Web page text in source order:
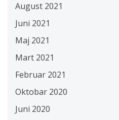
August 2021
Juni 2021
Maj 2021
Mart 2021
Februar 2021
Oktobar 2020
Juni 2020